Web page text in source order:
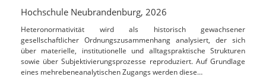
Hochschule Neubrandenburg, 2026
Heteronormativität wird als historisch gewachsener
gesellschaftlicher Ordnungszusammenhang analysiert, der sich
über materielle, institutionelle und alltagspraktische Strukturen
sowie über Subjektivierungsprozesse reproduziert. Auf Grundlage
eines mehrebeneanalytischen Zugangs werden diese…